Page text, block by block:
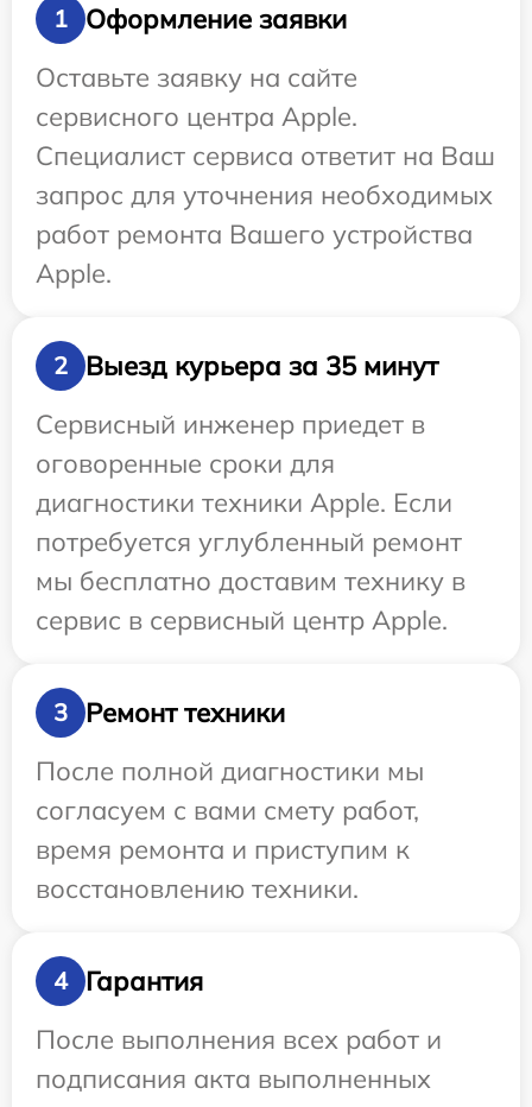
1
Оформление заявки
Оставьте заявку на сайте
сервисного центра Apple.
Специалист сервиса ответит на Ваш
запрос для уточнения необходимых
работ ремонта Вашего устройства
Apple.
2
Выезд курьера за 35 минут
Сервисный инженер приедет в
оговоренные сроки для
диагностики техники Apple. Если
потребуется углубленный ремонт
мы бесплатно доставим технику в
сервис в сервисный центр Apple.
3
Ремонт техники
После полной диагностики мы
согласуем с вами смету работ,
время ремонта и приступим к
восстановлению техники.
4
Гарантия
После выполнения всех работ и
подписания акта выполненных